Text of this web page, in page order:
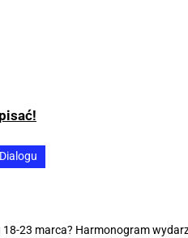
23 marca? Harmonogram